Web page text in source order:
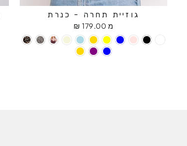
גוזיית תחרה - כנרת
מ 179.00 ₪